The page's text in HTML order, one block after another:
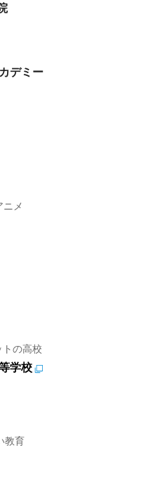
デミー
メ
トの高校
学校
教育